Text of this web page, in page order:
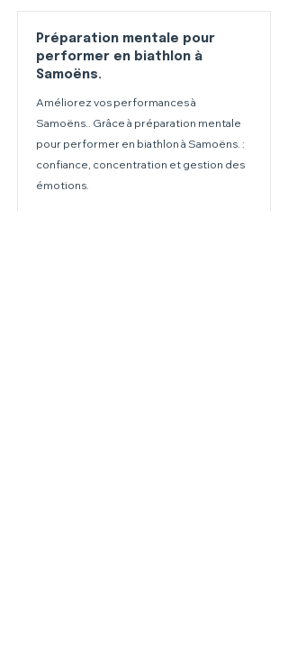
Préparation mentale pour
performer en biathlon à
Samoëns.
Améliorez vos performances à
Samoëns.. Grâce à préparation mentale
pour performer en biathlon à Samoëns. :
confiance, concentration et gestion des
émotions.